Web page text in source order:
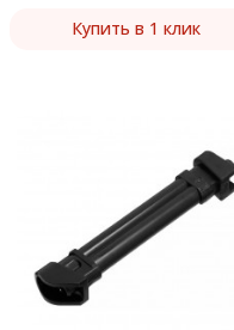
Купить в 1 клик